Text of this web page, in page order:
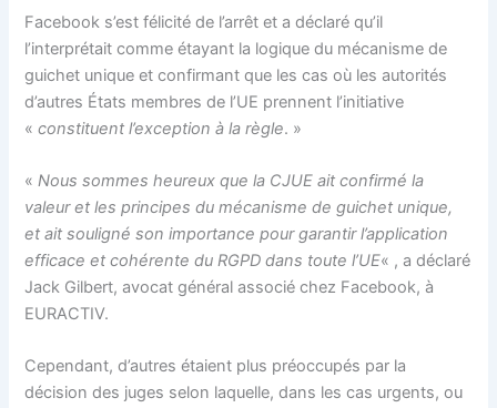
Facebook s’est félicité de l’arrêt et a déclaré qu’il
l’interprétait comme étayant la logique du mécanisme de
guichet unique et confirmant que les cas où les autorités
d’autres États membres de l’UE prennent l’initiative
«constituent l’exception à la règle. »
«Nous sommes heureux que la CJUE ait confirmé la
valeur et les principes du mécanisme de guichet unique,
et ait souligné son importance pour garantir l’application
efficace et cohérente du RGPD dans toute l’UE« , a déclaré
Jack Gilbert, avocat général associé chez Facebook, à
EURACTIV.
Cependant, d’autres étaient plus préoccupés par la
décision des juges selon laquelle, dans les cas urgents, ou